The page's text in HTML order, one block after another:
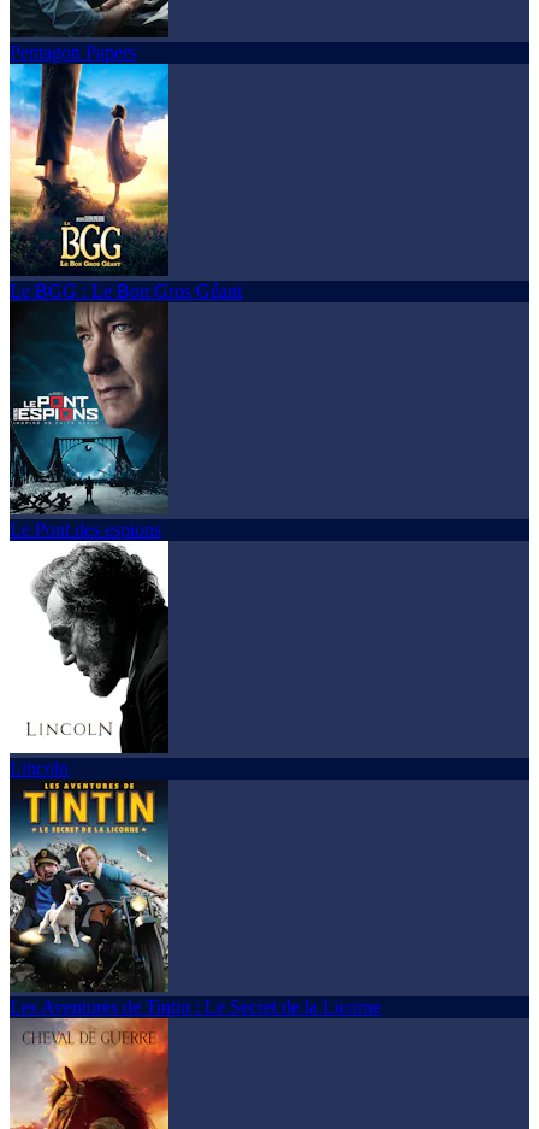
Pentagon Papers
Le BGG : Le Bon Gros Géant
Le Pont des espions
Lincoln
Les Aventures de Tintin : Le Secret de la Licorne